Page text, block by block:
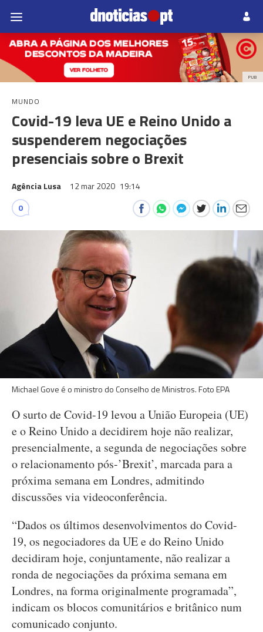
PUB
MUNDO
Covid-19 leva UE e Reino Unido a
suspenderem negociações
presenciais sobre o Brexit
Agência Lusa 12 mar 2020 19:14
0
Michael Gove é o ministro do Conselho de Ministros. Foto EPA
O surto de Covid-19 levou a União Europeia (UE)
e o Reino Unido a decidirem hoje não realizar,
presencialmente, a segunda de negociações sobre
o relacionamento pós-’Brexit’, marcada para a
próxima semana em Londres, admitindo
discussões via videoconferência.
“Dados os últimos desenvolvimentos do Covid-
19, os negociadores da UE e do Reino Unido
decidiram hoje, conjuntamente, não realizar a
ronda de negociações da próxima semana em
Londres, na forma originalmente programada”,
indicam os blocos comunitários e britânico num
comunicado conjunto.